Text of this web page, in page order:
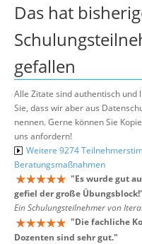
Das hat
gefallen
Alle Zitate sind authentisch
Sie, dass wir aber aus
nennen. Gerne können Sie
uns anfordern!
Weitere 9274
Beratungsmaßnahmen
"Es wurde gut
gefiel der große Übungsblock!
Ein Schulungsteilnehmer von
"Die fachliche
Dozenten sind sehr gut."